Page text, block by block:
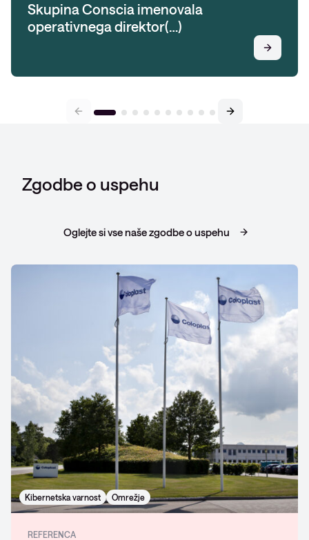
Skupina Conscia imenovala
operativnega direktor(…)
Zgodbe o uspehu
Oglejte si vse naše zgodbe o uspehu
Kibernetska varnost Omrežje
REFERENCA